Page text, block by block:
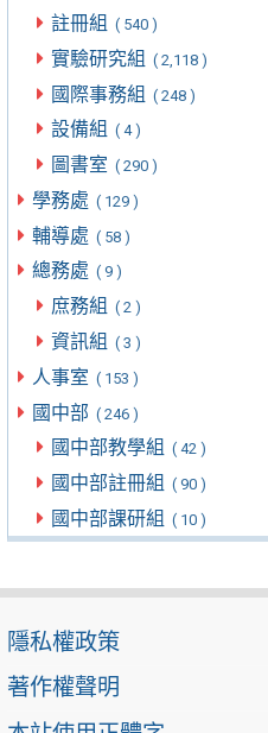
註冊組 ( 540 )
實驗研究組 ( 2,118 )
國際事務組 ( 248 )
設備組 ( 4 )
圖書室 ( 290 )
學務處 ( 129 )
輔導處 ( 58 )
總務處 ( 9 )
庶務組 ( 2 )
資訊組 ( 3 )
人事室 ( 153 )
國中部 ( 246 )
國中部教學組 ( 42 )
國中部註冊組 ( 90 )
國中部課研組 ( 10 )
隱私權政策
著作權聲明